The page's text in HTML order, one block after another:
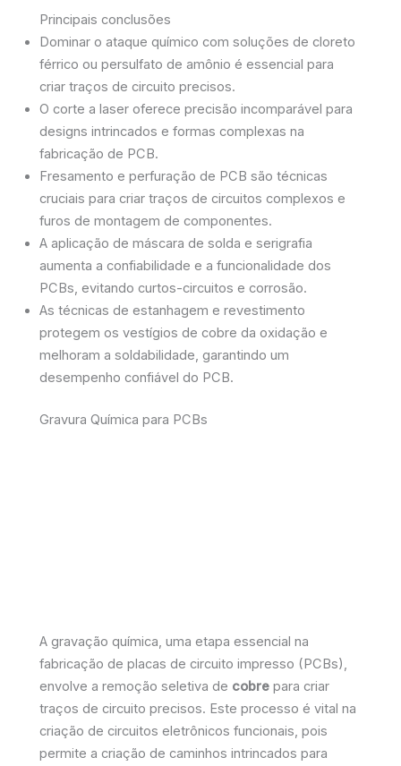
Principais conclusões
Dominar o ataque químico com soluções de cloreto
férrico ou persulfato de amônio é essencial para
criar traços de circuito precisos.
O corte a laser oferece precisão incomparável para
designs intrincados e formas complexas na
fabricação de PCB.
Fresamento e perfuração de PCB são técnicas
cruciais para criar traços de circuitos complexos e
furos de montagem de componentes.
A aplicação de máscara de solda e serigrafia
aumenta a confiabilidade e a funcionalidade dos
PCBs, evitando curtos-circuitos e corrosão.
As técnicas de estanhagem e revestimento
protegem os vestígios de cobre da oxidação e
melhoram a soldabilidade, garantindo um
desempenho confiável do PCB.
Gravura Química para PCBs
A gravação química, uma etapa essencial na
fabricação de placas de circuito impresso (PCBs),
envolve a remoção seletiva de cobre para criar
traços de circuito precisos. Este processo é vital na
criação de circuitos eletrônicos funcionais, pois
permite a criação de caminhos intrincados para